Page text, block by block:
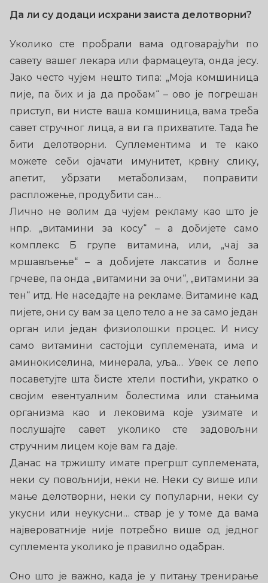
Да ли су додаци исхрани заиста делотворни?
Уколико сте пробрали вама одговарајући по
савету вашег лекара или фармацеута, онда јесу.
Јако често чујем нешто типа: „Моја комшиница
пије, па бих и ја да пробам“ – ово је погрешан
приступ, ви нисте ваша комшиница, вама треба
савет стручног лица, а ви га прихватите. Тада ће
бити делотворни. Суплементима и те како
можете себи ојачати имунитет, крвну слику,
апетит, убрзати метаболизам, поправити
распложење, продубити сан…
Лично не волим да чујем рекламу као што је
нпр. „витамини за косу“ – а добијете само
комплекс Б групе витамина, или, „чај за
мршављење“ – а добијете лаксатив и болне
грчеве, па онда „витамини за очи“, „витамини за
тен“ итд. Не наседајте на рекламе. Витамине кад
пијете, они су вам за цело тело а не за само један
орган или један физиолошки процес. И нису
само витамини састојци суплемената, има и
аминокиселина, минерала, уља… Увек се лепо
посаветујте шта бисте хтели постићи, укратко о
својим евентуалним болестима или стањима
организма као и лековима које узимате и
послушајте савет уколико сте задовољни
стручним лицем које вам га даје.
Данас на тржишту имате прегршт суплемената,
неки су повољнији, неки не. Неки су више или
мање делотворни, неки су популарни, неки су
укусни или неукусни… ствар је у томе да вама
највероватније није потребно више од једног
суплемента уколико је правилно одабран.
Оно што је важно, када је у питању тренирање